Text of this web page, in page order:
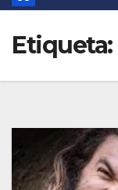
Etiqueta: